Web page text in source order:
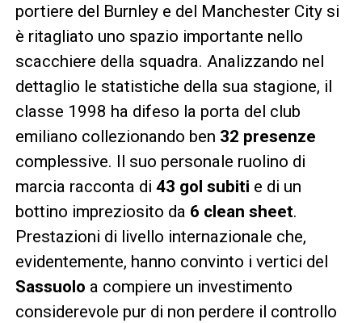
portiere del Burnley e del Manchester City si
è ritagliato uno spazio importante nello
scacchiere della squadra. Analizzando nel
dettaglio le statistiche della sua stagione, il
classe 1998 ha difeso la porta del club
emiliano collezionando ben 32 presenze
complessive. Il suo personale ruolino di
marcia racconta di 43 gol subiti e di un
bottino impreziosito da 6 clean sheet.
Prestazioni di livello internazionale che,
evidentemente, hanno convinto i vertici del
Sassuolo a compiere un investimento
considerevole pur di non perdere il controllo